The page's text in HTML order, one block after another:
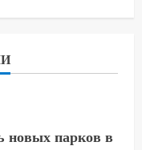
новых парков в